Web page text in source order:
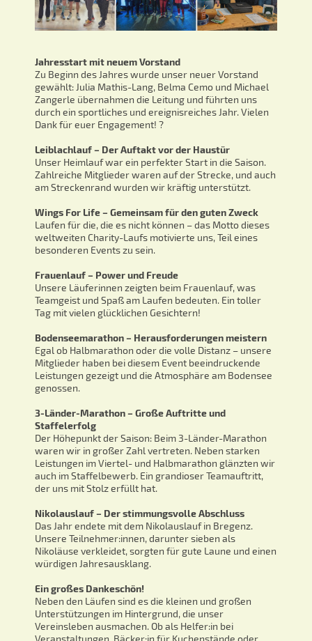
Jahresstart mit neuem Vorstand
Zu Beginn des Jahres wurde unser neuer Vorstand
gewählt: Julia Mathis-Lang, Belma Cemo und Michael
Zangerle übernahmen die Leitung und führten uns
durch ein sportliches und ereignisreiches Jahr. Vielen
Dank für euer Engagement! ?
Leiblachlauf – Der Auftakt vor der Haustür
Unser Heimlauf war ein perfekter Start in die Saison.
Zahlreiche Mitglieder waren auf der Strecke, und auch
am Streckenrand wurden wir kräftig unterstützt.
Wings For Life – Gemeinsam für den guten Zweck
Laufen für die, die es nicht können – das Motto dieses
weltweiten Charity-Laufs motivierte uns, Teil eines
besonderen Events zu sein.
Frauenlauf – Power und Freude
Unsere Läuferinnen zeigten beim Frauenlauf, was
Teamgeist und Spaß am Laufen bedeuten. Ein toller
Tag mit vielen glücklichen Gesichtern!
Bodenseemarathon – Herausforderungen meistern
Egal ob Halbmarathon oder die volle Distanz – unsere
Mitglieder haben bei diesem Event beeindruckende
Leistungen gezeigt und die Atmosphäre am Bodensee
genossen.
3-Länder-Marathon – Große Auftritte und
Staffelerfolg
Der Höhepunkt der Saison: Beim 3-Länder-Marathon
waren wir in großer Zahl vertreten. Neben starken
Leistungen im Viertel- und Halbmarathon glänzten wir
auch im Staffelbewerb. Ein grandioser Teamauftritt,
der uns mit Stolz erfüllt hat.
Nikolauslauf – Der stimmungsvolle Abschluss
Das Jahr endete mit dem Nikolauslauf in Bregenz.
Unsere Teilnehmer:innen, darunter sieben als
Nikoläuse verkleidet, sorgten für gute Laune und einen
würdigen Jahresausklang.
Ein großes Dankeschön!
Neben den Läufen sind es die kleinen und großen
Unterstützungen im Hintergrund, die unser
Vereinsleben ausmachen. Ob als Helfer:in bei
Veranstaltungen, Bäcker:in für Kuchenstände oder